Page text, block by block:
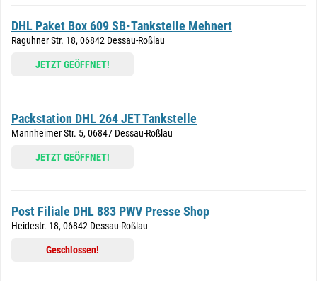
DHL Paket Box 609 SB-Tankstelle Mehnert
Raguhner Str. 18, 06842 Dessau-Roßlau
JETZT GEÖFFNET!
Packstation DHL 264 JET Tankstelle
Mannheimer Str. 5, 06847 Dessau-Roßlau
JETZT GEÖFFNET!
Post Filiale DHL 883 PWV Presse Shop
Heidestr. 18, 06842 Dessau-Roßlau
Geschlossen!